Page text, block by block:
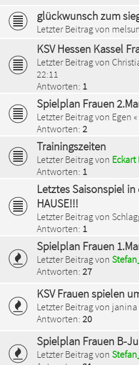
glückwunsch zum
Letzter Beitrag von
KSV Hessen Kassel
Letzter Beitrag von
22:11
Antworten: 1
Spielplan Frauen
Letzter Beitrag von Egen «
Antworten: 2
Trainingszeiten
Letzter Beitrag von Eckart
Antworten: 1
Letztes Saisonspiel
HAUSE!!!
Letzter Beitrag von
Antworten: 1
Spielplan Frauen
Letzter Beitrag von
Antworten: 27
KSV Frauen spielen
Letzter Beitrag von janina
Antworten: 20
Spielplan Frauen B-
Letzter Beitrag von